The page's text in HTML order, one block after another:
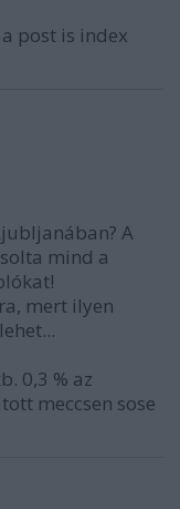
post is index
A
mind a
mert ilyen
0,3 % az
meccsen sose